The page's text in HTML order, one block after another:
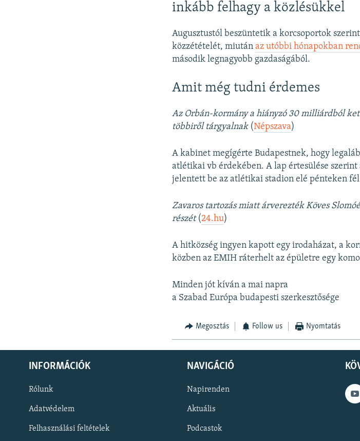
inkább felhagy a közlésükkel
Augusztustól beszüntetik a korcsoportok
közzétételét, miutánaz utóbbi hónapokban
második legnagyobb gazdaságából.
Amit még tudni érdemes
Az Orbán-kormány a hiányzó 30 milliárdból
többiről tárgyalnak(Népszava)
A kabinet megígérte Budapestnek, hogy
atlétikai vb érdekében. A lap értesülése
jelentett be az atlétikai stadion elé pénteken
Zavaros tartozás miatt árverezték Köves
részét(24.hu)
A hitközség ingyen kapott egy irodaházat, a
közben az EMIH ráterhelt az épületre egy
Minden jót kíván a mai napra
a Szabad Európa budapesti szerkesztősége
Megosztás Follow us Nyomtatás
INFORMÁCIÓK
Rólunk
Adatvédelem
Felhasználási feltételek
NAVIGÁCIÓ
Napirenden
Aktuális
Podcastok